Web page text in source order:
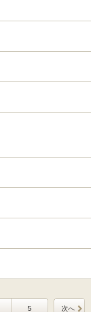
5 次へ